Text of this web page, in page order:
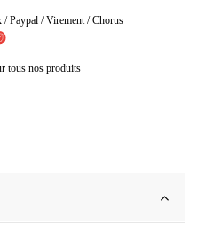
/ Paypal / Virement / Chorus
tous nos produits